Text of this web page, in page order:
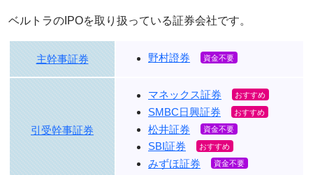
ベルトラのIPOを取り扱っている証券会社です。
主幹事証券 野村證券
引受幹事証券
マネックス証券
SMBC日興証券
松井証券
SBI証券
みずほ証券